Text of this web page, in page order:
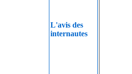
L'avis des
internautes